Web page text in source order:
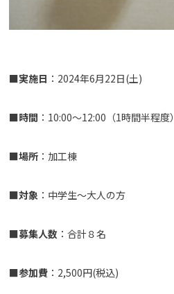
■実施日 ：2024年6月22日(土)
■時間 ：10:00～12:00（1時間半程度）
■場所 ：加工棟
■対象 ：中学生～大人の方
■募集人数 ：合計８名
■参加費 ：2,500円(税込)